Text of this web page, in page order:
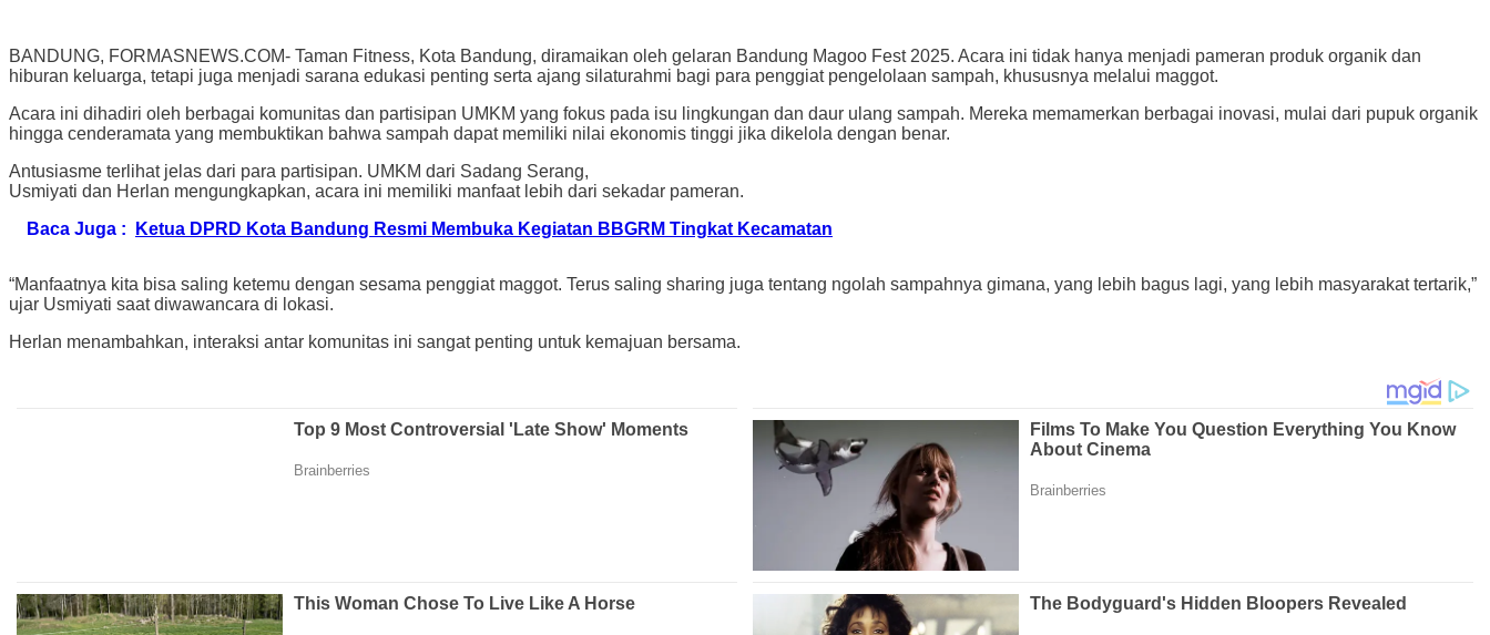
BANDUNG, FORMASNEWS.COM- Taman Fitness, Kota Bandung, diramaikan oleh gelaran Bandung Magoo Fest 2025. Acara ini tidak hanya menjadi pameran produk organik dan
hiburan keluarga, tetapi juga menjadi sarana edukasi penting serta ajang silaturahmi bagi para penggiat pengelolaan sampah, khususnya melalui maggot.
Acara ini dihadiri oleh berbagai komunitas dan partisipan UMKM yang fokus pada isu lingkungan dan daur ulang sampah. Mereka memamerkan berbagai inovasi, mulai dari pupuk organik
hingga cenderamata yang membuktikan bahwa sampah dapat memiliki nilai ekonomis tinggi jika dikelola dengan benar.
Antusiasme terlihat jelas dari para partisipan. UMKM dari Sadang Serang,
Usmiyati dan Herlan mengungkapkan, acara ini memiliki manfaat lebih dari sekadar pameran.
Baca Juga :
Ketua DPRD Kota Bandung Resmi Membuka Kegiatan BBGRM Tingkat Kecamatan
“Manfaatnya kita bisa saling ketemu dengan sesama penggiat maggot. Terus saling sharing juga tentang ngolah sampahnya gimana, yang lebih bagus lagi, yang lebih masyarakat tertarik,”
ujar Usmiyati saat diwawancara di lokasi.
Herlan menambahkan, interaksi antar komunitas ini sangat penting untuk kemajuan bersama.